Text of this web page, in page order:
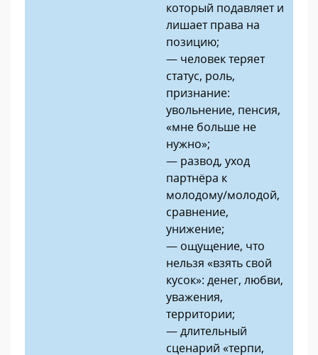
который подавляет и
лишает права на
позицию;
— человек теряет
статус, роль,
признание:
увольнение, пенсия,
«мне больше не
нужно»;
— развод, уход
партнёра к
молодому/молодой,
сравнение,
унижение;
— ощущение, что
нельзя «взять свой
кусок»: денег, любви,
уважения,
территории;
— длительный
сценарий «терпи,